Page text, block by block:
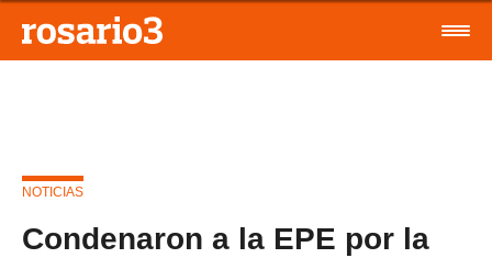
NOTICIAS
Condenaron a la EPE por la